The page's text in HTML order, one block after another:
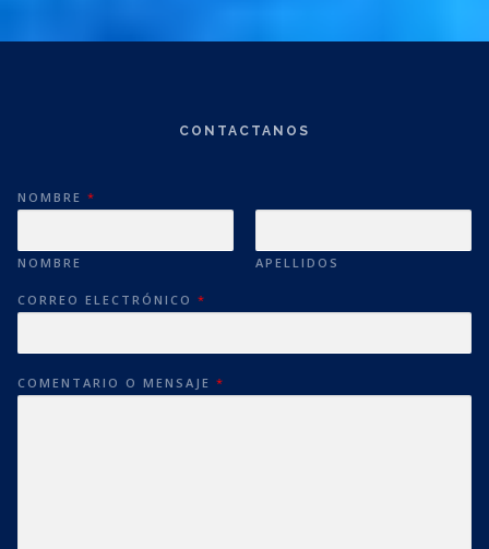
CONTACTANOS
NOMBRE *
NOMBRE APELLIDOS
CORREO ELECTRÓNICO *
COMENTARIO O MENSAJE *